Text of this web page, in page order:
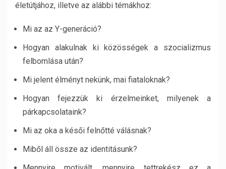
életútjához, illetve az alábbi témákhoz:
Mi az az Y-generáció?
Hogyan alakulnak ki közösségek a szocializmus
felbomlása után?
Mi jelent élményt nekünk, mai fiataloknak?
Hogyan fejezzük ki érzelmeinket, milyenek a
párkapcsolataink?
Mi az oka a késői felnőtté válásnak?
Miből áll össze az identitásunk?